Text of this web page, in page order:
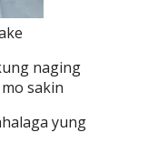
naging
sakin
yung